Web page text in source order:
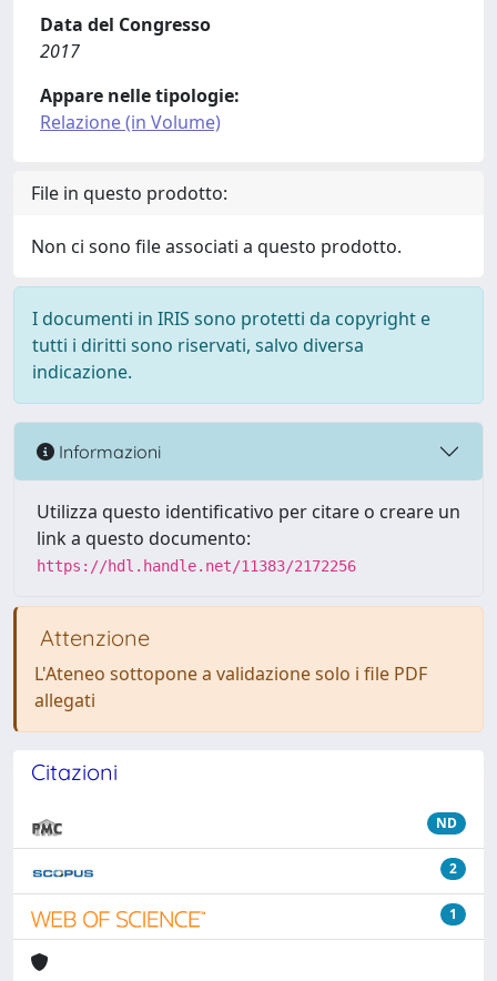
Data del Congresso
2017
Appare nelle tipologie:
Relazione (in Volume)
File in questo prodotto:
Non ci sono file associati a questo prodotto.
I documenti in IRIS sono protetti da copyright e
tutti i diritti sono riservati, salvo diversa
indicazione.
Informazioni
Utilizza questo identificativo per citare o creare un
link a questo documento:
https://hdl.handle.net/11383/2172256
Attenzione
L'Ateneo sottopone a validazione solo i file PDF
allegati
Citazioni
ND
2
1